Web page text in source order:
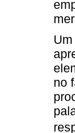
no